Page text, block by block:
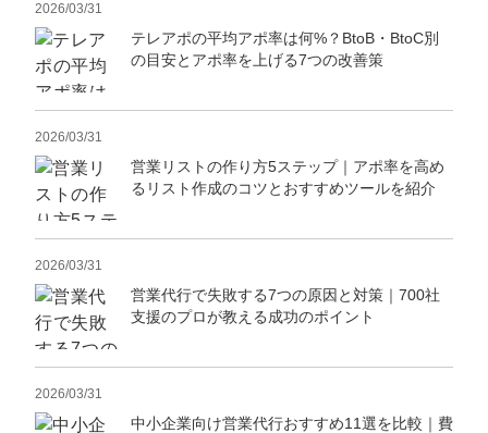
2026/03/31
テレアポの平均アポ率は何%？BtoB・BtoC別
の目安とアポ率を上げる7つの改善策
2026/03/31
営業リストの作り方5ステップ｜アポ率を高め
るリスト作成のコツとおすすめツールを紹介
2026/03/31
営業代行で失敗する7つの原因と対策｜700社
支援のプロが教える成功のポイント
2026/03/31
中小企業向け営業代行おすすめ11選を比較｜費